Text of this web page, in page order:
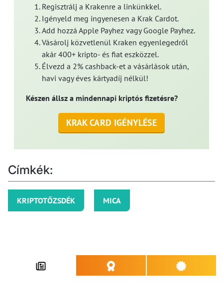
Regisztrálj a Krakenre a linkünkkel.
Igényeld meg ingyenesen a Krak Cardot.
Add hozzá Apple Payhez vagy Google Payhez.
Vásárolj közvetlenül Kraken egyenlegedről
akár 400+ kripto- és fiat eszközzel.
Élvezd a 2% cashback-et a vásárlások után,
havi vagy éves kártyadíj nélkül!
Készen állsz a mindennapi kriptós fizetésre?
KRAK CARD IGÉNYLÉSE
Címkék:
KRIPTOTŐZSDÉK MICA